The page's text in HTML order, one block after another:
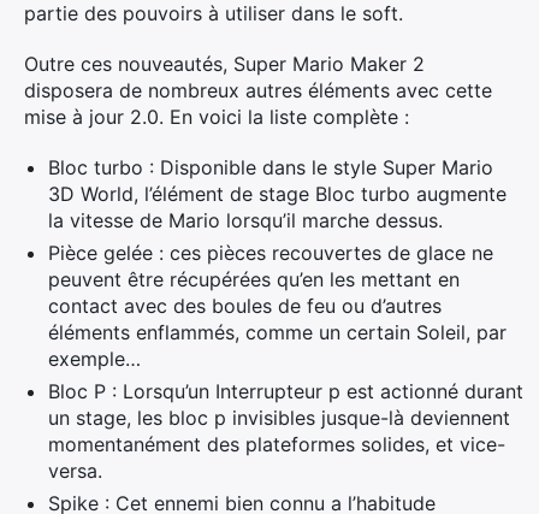
partie des pouvoirs à utiliser dans le soft.
Outre ces nouveautés, Super Mario Maker 2
disposera de nombreux autres éléments avec cette
mise à jour 2.0. En voici la liste complète :
Bloc turbo : Disponible dans le style Super Mario
3D World, l’élément de stage Bloc turbo augmente
la vitesse de Mario lorsqu’il marche dessus.
Pièce gelée : ces pièces recouvertes de glace ne
peuvent être récupérées qu’en les mettant en
contact avec des boules de feu ou d’autres
éléments enflammés, comme un certain Soleil, par
exemple…
Bloc P : Lorsqu’un Interrupteur p est actionné durant
un stage, les bloc p invisibles jusque-là deviennent
momentanément des plateformes solides, et vice-
versa.
Spike : Cet ennemi bien connu a l’habitude